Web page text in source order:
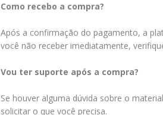
Como recebo a compra?
Após a confirmação do pagamento, a
você não receber imediatamente,
Vou ter suporte após a compra?
Se houver alguma dúvida sobre o
solicitar o que você precisa.